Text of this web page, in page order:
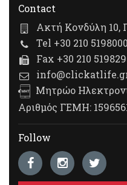
Contact
Ακτή Κονδύλη 10,
Tel +30 210 5198000
Fax +30 210
Μητρώο
Αριθμός ΓΕΜΗ:
Follow